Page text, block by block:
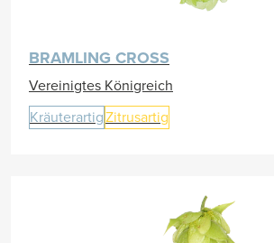
BRAMLING CROSS
Vereinigtes Königreich
KräuterartigZitrusartig